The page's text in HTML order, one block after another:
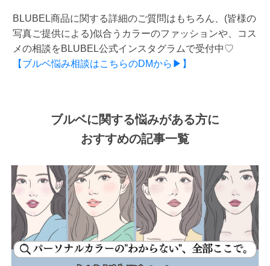
BLUBEL商品に関する詳細のご質問はもちろん、(皆様の
写真ご提供による)似合うカラーのファッションや、コス
メの相談をBLUBEL公式インスタグラムで受付中♡
【ブルベ悩み相談はこちらのDMから▶】
ブルベに関する悩みがある方に
おすすめの記事一覧